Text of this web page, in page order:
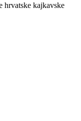
hrvatske kajkavske